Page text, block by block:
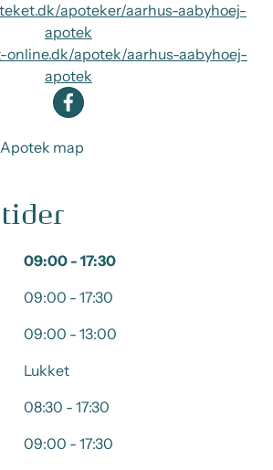
apoteker/aarhus-aabyhoej-
apotek
apotek/aarhus-aabyhoej-
apotek
09:00 - 17:30
09:00 - 17:30
09:00 - 13:00
Lukket
08:30 - 17:30
09:00 - 17:30